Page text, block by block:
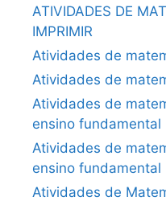
ATIVIDADES DE
IMPRIMIR
Atividades de
Atividades de
Atividades de
ensino fundamental
Atividades de
ensino fundamental
Atividades de